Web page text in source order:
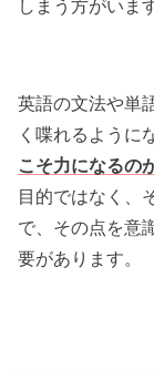
しまう方がいま
英語の文法や単
く喋れるように
こそ力になるの
目的ではなく、
で、その点を意
要があります。